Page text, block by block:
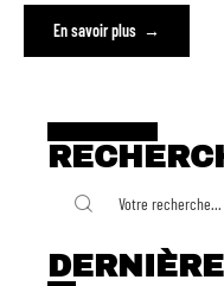
En savoir plus